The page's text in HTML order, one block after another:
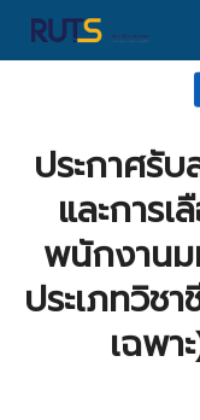
Skip
ประกาศรั
และการ
พนักงาน
ประเภทวิช
เฉพ